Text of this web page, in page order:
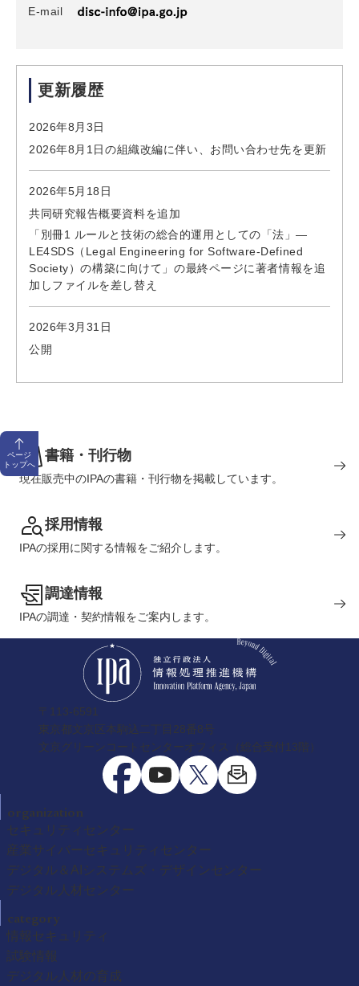
E-mail
更新履歴
2026年8月3日
2026年8月1日の組織改編に伴い、お問い合わせ先を更新
2026年5月18日
共同研究報告概要資料を追加
「別冊1 ルールと技術の総合的運用としての「法」—
LE4SDS（Legal Engineering for Software-Defined
Society）の構築に向けて」の最終ページに著者情報を追
加しファイルを差し替え
2026年3月31日
公開
ページ
トップへ
書籍・刊行物
現在販売中のIPAの書籍・刊行物を掲載しています。
採用情報
IPAの採用に関する情報をご紹介します。
調達情報
IPAの調達・契約情報をご案内します。
〒113-6591
東京都文京区本駒込二丁目28番8号
文京グリーンコートセンターオフィス（総合受付13階）
organization
セキュリティセンター
産業サイバーセキュリティセンター
デジタル＆AIシステムズ・デザインセンター
デジタル人材センター
category
情報セキュリティ
試験情報
デジタル人材の育成